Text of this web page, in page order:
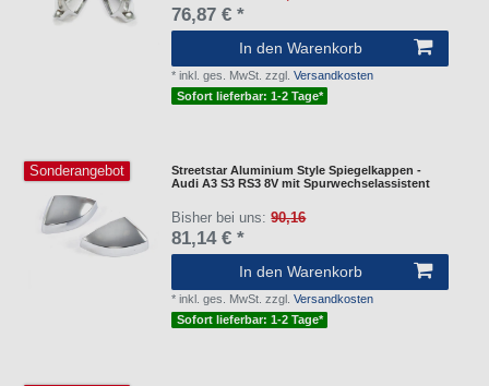
76,87 € *
In den Warenkorb
*inkl. ges. MwSt. zzgl.Versandkosten
Sofort lieferbar: 1-2 Tage*
Sonderangebot
Streetstar Aluminium Style Spiegelkappen -
Audi A3 S3 RS3 8V mit Spurwechselassistent
Bisher bei uns:90,16
81,14 € *
In den Warenkorb
*inkl. ges. MwSt. zzgl.Versandkosten
Sofort lieferbar: 1-2 Tage*